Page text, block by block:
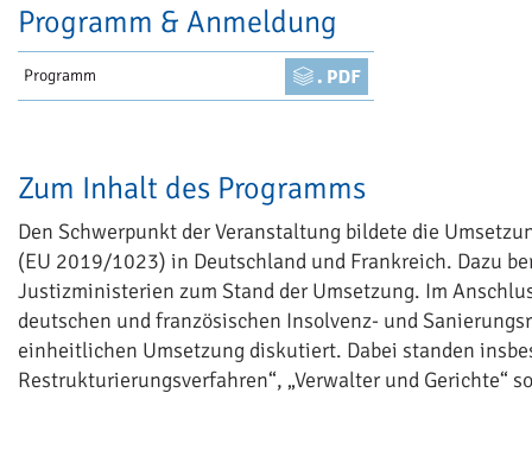
Programm & Anmeldung
Programm
Zum Inhalt des Programms
Den Schwerpunkt der Veranstaltung bildete die
(EU 2019/1023) in Deutschland und Frankreich. Dazu
Justizministerien zum Stand der Umsetzung. Im
deutschen und französischen Insolvenz- und
einheitlichen Umsetzung diskutiert. Dabei standen
Restrukturierungsverfahren“, „Verwalter und Gerichte“